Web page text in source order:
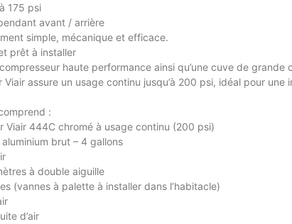
175 psi
avant / arrière
simple, mécanique et efficace.
prêt à installer
haute performance ainsi qu’une cuve de
Viair assure un usage continu jusqu’à 200 psi, idéal pour
:
Viair 444C chromé à usage continu (200 psi)
aluminium brut – 4 gallons
à double aiguille
(vannes à palette à installer dans l’habitacle)
d’air